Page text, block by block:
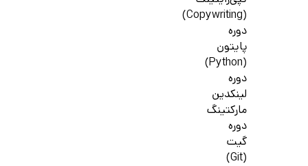
(Copywriting)
دوره
پایتون
(Python)
دوره
لینکدین
مارکتینگ
دوره
گیت
(Git)